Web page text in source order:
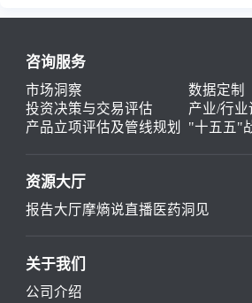
咨询服务
市场洞察
数据定制
投资决策与交易评估
产业/行业
产品立项评估及管线规划
"十五五"
资源大厅
报告大厅摩熵说直播 医药洞见
关于我们
公司介绍